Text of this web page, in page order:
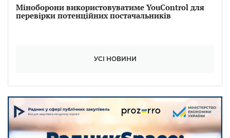
Міноборони використовуватиме YouControl для
перевірки потенційних постачальників
УСІ НОВИНИ